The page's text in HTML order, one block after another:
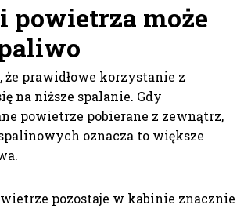
powietrza może
prawidłowe korzystanie z
na niższe spalanie. Gdy
powietrze pobierane z zewnątrz,
oznacza to większe
pozostaje w kabinie znacznie